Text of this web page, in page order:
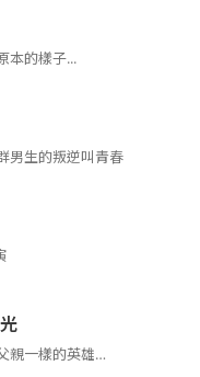
本的樣子...
男生的叛逆叫青春
親一樣的英雄…